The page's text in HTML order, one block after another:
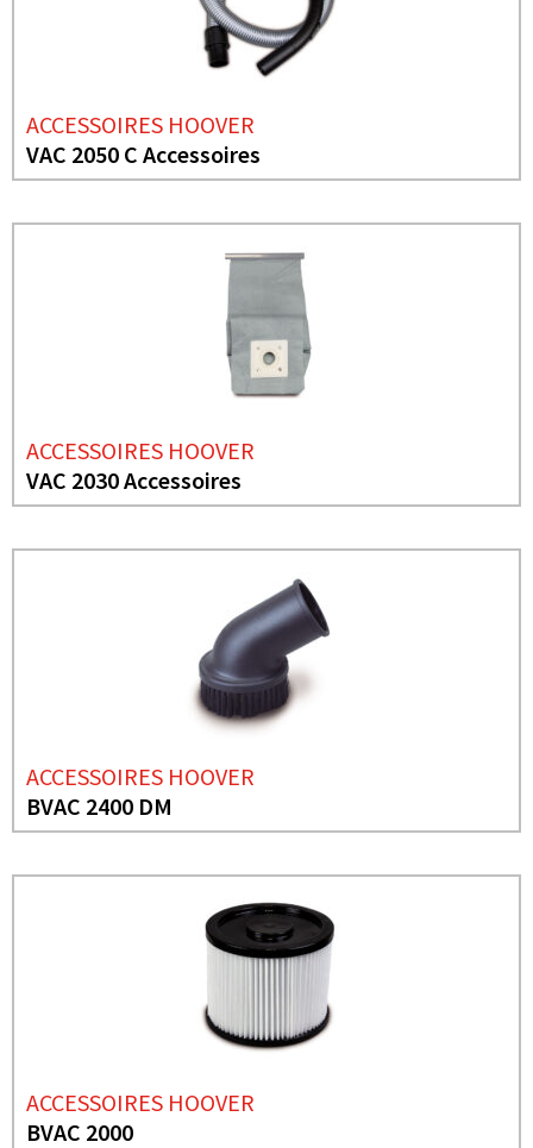
ACCESSOIRES HOOVER
VAC 2050 C Accessoires
ACCESSOIRES HOOVER
VAC 2030 Accessoires
ACCESSOIRES HOOVER
BVAC 2400 DM
ACCESSOIRES HOOVER
BVAC 2000